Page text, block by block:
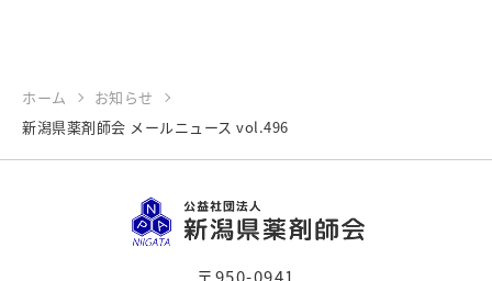
ホーム
お知らせ
新潟県薬剤師会 メールニュース vol.496
〒950-0941